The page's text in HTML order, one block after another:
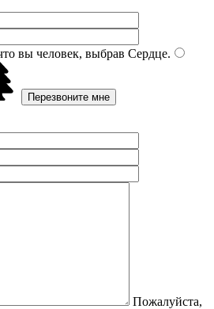
вы человек, выбрав Сердце.
Пожалуйста,